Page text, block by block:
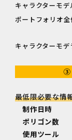
キャラクターモ
ポートフォリオ
キャラクターモ
③
最低限必要な情
制作日時
ポリゴン数
使用ツール